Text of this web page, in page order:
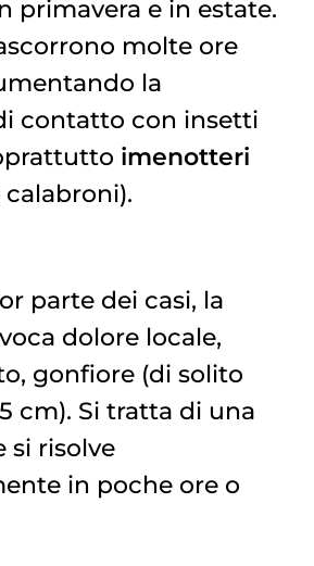
primavera e in estate.
molte ore
la
contatto con insetti
imenotteri
calabroni).
parte dei casi, la
dolore locale,
gonfiore (di solito
cm). Si tratta di una
si risolve
in poche ore o